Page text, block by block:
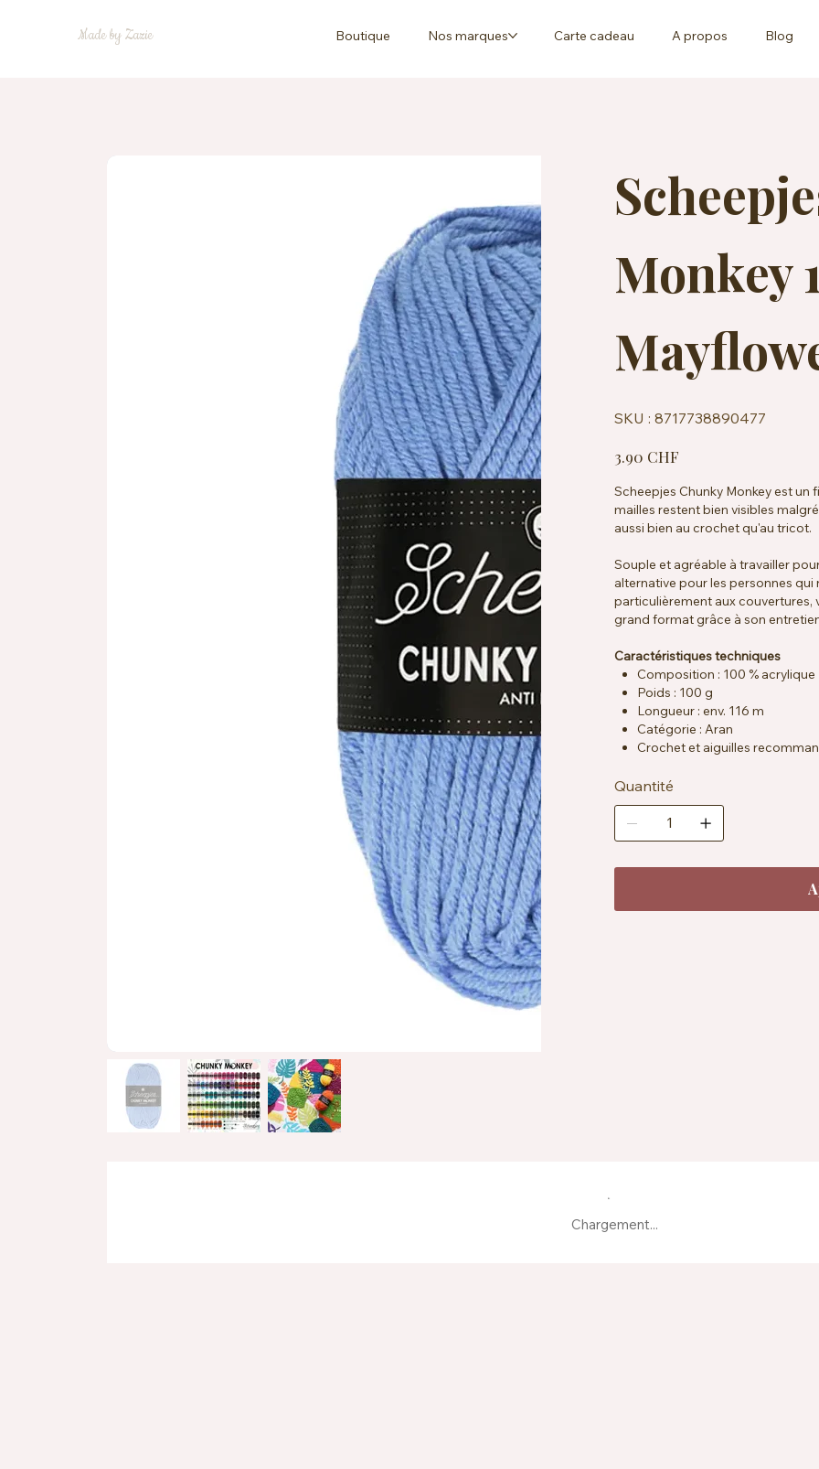
Made by Zazie Boutique Nos marques Carte cadeau A propos Blog
Monkey
SKU : 8717738890477
8717738890477
3.90 CHF
Scheepjes Chunky Monkey est
mailles restent bien visibles
aussi bien au crochet qu'au tricot.
Souple et agréable à travailler
alternative pour les personnes
particulièrement aux couvertures,
grand format grâce à son
Caractéristiques techniques
Composition : 100 %
Poids : 100 g
Longueur : env. 116 m
Catégorie : Aran
Crochet et aiguilles
Particularités : anti-
Entretien : lavable en machine
Quantité
Chargement...